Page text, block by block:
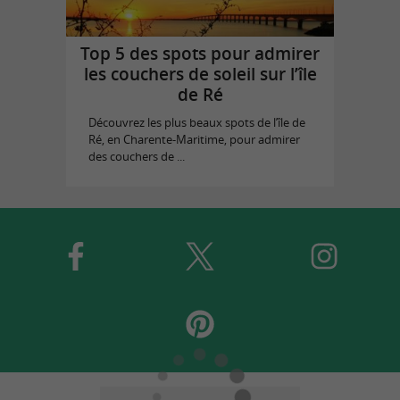
Top 5 des spots pour admirer
les couchers de soleil sur l’île
de Ré
Découvrez les plus beaux spots de l’île de
Ré, en Charente-Maritime, pour admirer
des couchers de ...